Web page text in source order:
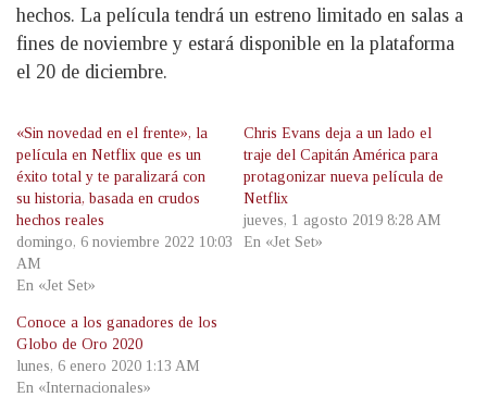
hechos. La película tendrá un estreno limitado en salas a
fines de noviembre y estará disponible en la plataforma
el 20 de diciembre.
«Sin novedad en el frente», la
película en Netflix que es un
éxito total y te paralizará con
su historia, basada en crudos
hechos reales
domingo, 6 noviembre 2022 10:03
AM
En «Jet Set»
Chris Evans deja a un lado el
traje del Capitán América para
protagonizar nueva película de
Netflix
jueves, 1 agosto 2019 8:28 AM
En «Jet Set»
Conoce a los ganadores de los
Globo de Oro 2020
lunes, 6 enero 2020 1:13 AM
En «Internacionales»